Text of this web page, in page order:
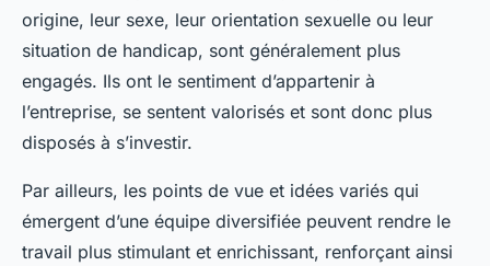
origine, leur sexe, leur orientation sexuelle ou leur
situation de handicap, sont généralement plus
engagés. Ils ont le sentiment d’appartenir à
l’entreprise, se sentent valorisés et sont donc plus
disposés à s’investir.
Par ailleurs, les points de vue et idées variés qui
émergent d’une équipe diversifiée peuvent rendre le
travail plus stimulant et enrichissant, renforçant ainsi